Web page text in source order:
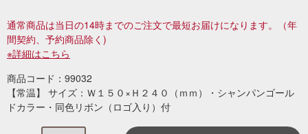
通常商品は当日の14時までのご注文で最短お届けになります。
（年
間契約、予約商品除く)
※詳細はこちら
商品コード：99032
【常温】 サイズ：Ｗ１５０×Ｈ２４０（ｍｍ）・シャンパンゴール
ドカラー・同色リボン（ロゴ入り）付